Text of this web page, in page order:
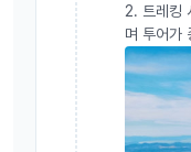
2. 트레킹
며 투어가